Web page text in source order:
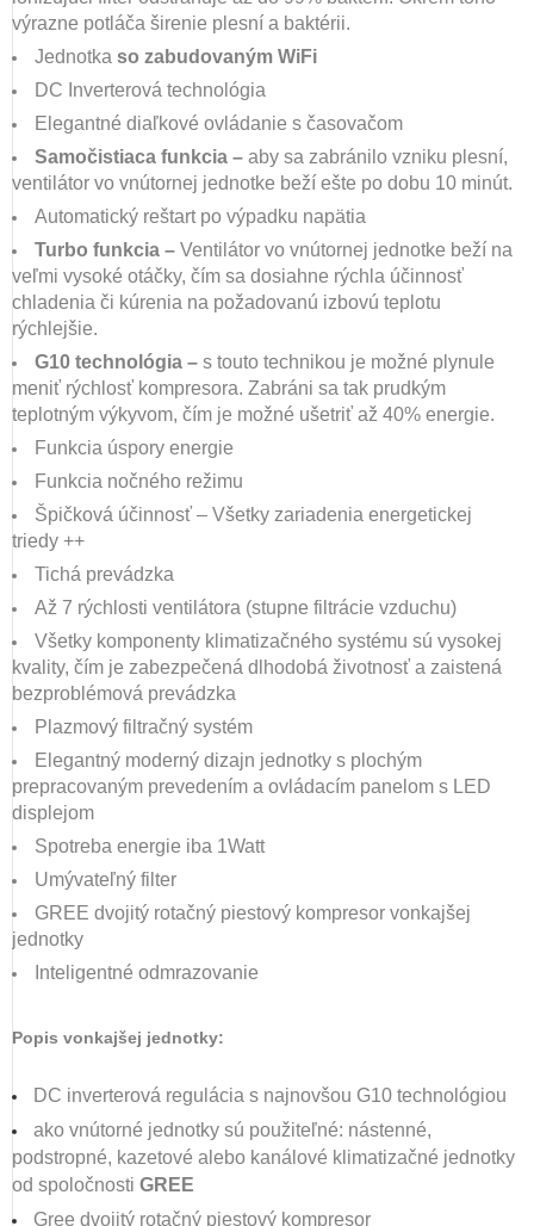
výrazne potláča širenie plesní a baktérii.
Jednotka so zabudovaným WiFi
DC Inverterová technológia
Elegantné diaľkové ovládanie s časovačom
Samočistiaca funkcia – aby sa zabránilo vzniku plesní,
ventilátor vo vnútornej jednotke beží ešte po dobu 10 minút.
Automatický reštart po výpadku napätia
Turbo funkcia – Ventilátor vo vnútornej jednotke beží na
veľmi vysoké otáčky, čím sa dosiahne rýchla účinnosť
chladenia či kúrenia na požadovanú izbovú teplotu
rýchlejšie.
G10 technológia – s touto technikou je možné plynule
meniť rýchlosť kompresora. Zabráni sa tak prudkým
teplotným výkyvom, čím je možné ušetriť až 40% energie.
Funkcia úspory energie
Funkcia nočného režimu
Špičková účinnosť – Všetky zariadenia energetickej
triedy ++
Tichá prevádzka
Až 7 rýchlosti ventilátora (stupne filtrácie vzduchu)
Všetky komponenty klimatizačného systému sú vysokej
kvality, čím je zabezpečená dlhodobá životnosť a zaistená
bezproblémová prevádzka
Plazmový filtračný systém
Elegantný moderný dizajn jednotky s plochým
prepracovaným prevedením a ovládacím panelom s LED
displejom
Spotreba energie iba 1Watt
Umývateľný filter
GREE dvojitý rotačný piestový kompresor vonkajšej
jednotky
Inteligentné odmrazovanie
Popis vonkajšej jednotky:
DC inverterová regulácia s najnovšou G10 technológiou
ako vnútorné jednotky sú použiteľné: nástenné,
podstropné, kazetové alebo kanálové klimatizačné jednotky
od spoločnosti GREE
Gree dvojitý rotačný piestový kompresor